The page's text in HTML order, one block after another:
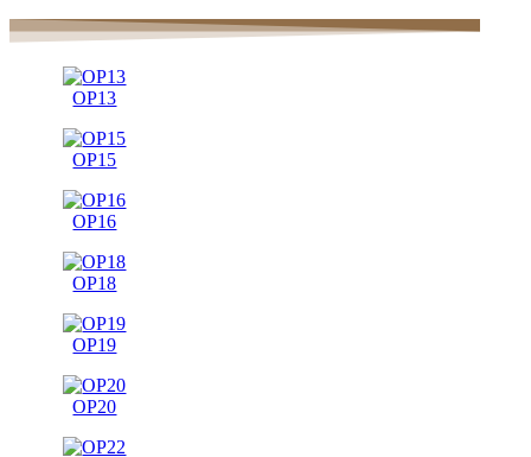
OP13
OP15
OP16
OP18
OP19
OP20